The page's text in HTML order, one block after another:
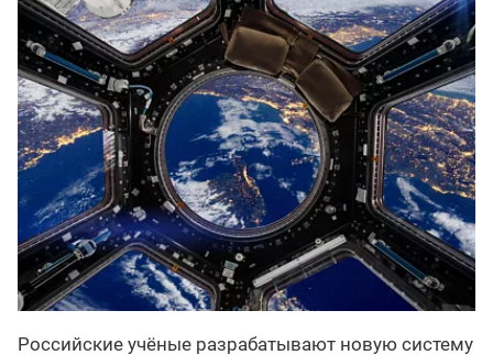
Российские учёные разрабатывают новую систему